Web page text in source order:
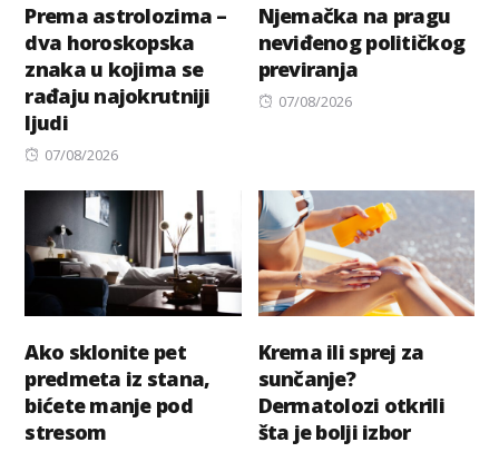
Prema astrolozima –
dva horoskopska
znaka u kojima se
rađaju najokrutniji
ljudi
Posted
07/08/2026
Njemačka na pragu
neviđenog političkog
previranja
Posted
07/08/2026
Ako sklonite pet
predmeta iz stana,
bićete manje pod
stresom
Krema ili sprej za
sunčanje?
Dermatolozi otkrili
šta je bolji izbor